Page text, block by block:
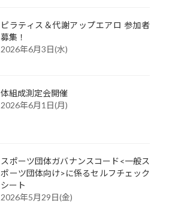
ピラティス＆代謝アップエアロ 参加者
募集！
2026年6月3日(水)
体組成測定会開催
2026年6月1日(月)
スポーツ団体ガバナンスコード<一般ス
ポーツ団体向け>に係るセルフチェック
シート
2026年5月29日(金)